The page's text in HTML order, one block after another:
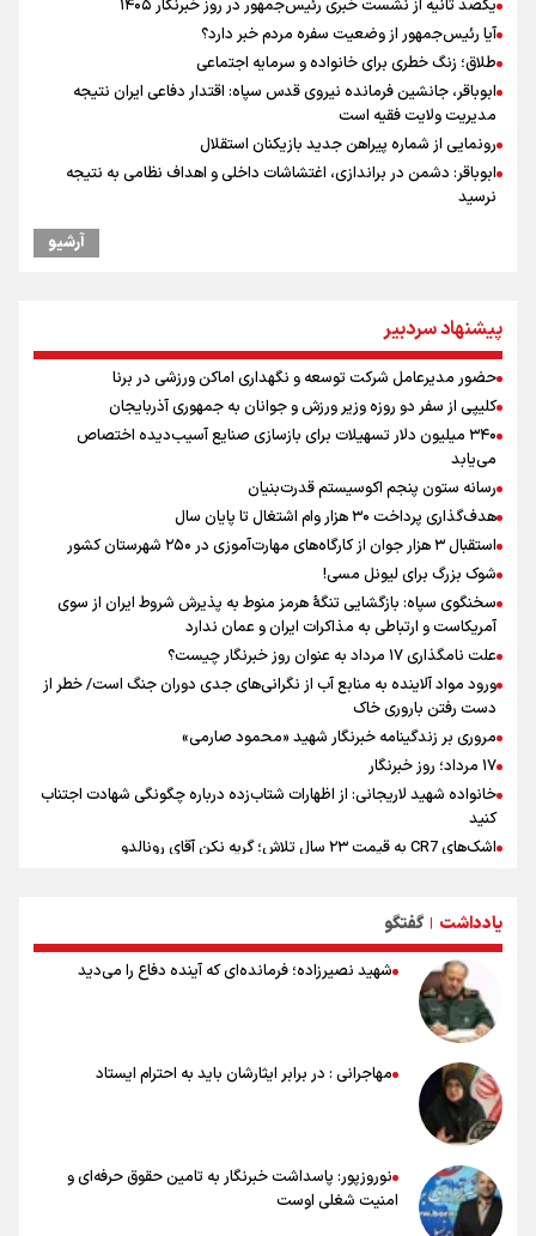
یکصد ثانیه از نشست خبری رئیس‌جمهور در روز خبرنگار ۱۴۰۵
آیا رئیس‌جمهور از وضعیت سفره مردم خبر دارد؟
طلاق؛ زنگ خطری برای خانواده و سرمایه اجتماعی
ابوباقر، جانشین فرمانده نیروی قدس سپاه: اقتدار دفاعی ایران نتیجه
مدیریت ولایت فقیه است
رونمایی از شماره پیراهن جدید بازیکنان استقلال
ابوباقر: دشمن در براندازی، اغتشاشات داخلی و اهداف نظامی به نتیجه
نرسید
رهبر شهید انقلاب: آمریکایی‌ها صدها هزار نفر را با بمب اتم کشتند بدون
علی‌نژاد در مراسم انجمن ورزشی نویسان در روز خبرنگار : رسانه‌های خبری
در سال گذشته تا به امروز اتفاقات بزرگی را رقم زدند
ونس: در حال کار بر روی ایجاد یک سیستم ناوبری امن هستیم
سخنگوی سپاه: بازگشایی تنگۀ هرمز منوط به پذیرش شروط ایران از سوی
آمریکاست و ارتباطی به مذاکرات ایران و عمان ندارد
سیدمناف هاشمی در مراسم انجمن ورزشی نویسان : قدردان زحمات اهالی
رسانه به ویژه ورزشی نویسان هستیم
علت نامگذاری ۱۷ مرداد به عنوان روز خبرنگار چیست؟
آرشیو
پیشنهاد سردبیر
حضور مدیرعامل شرکت توسعه و نگهداری اماکن ورزشی در برنا
کلیپی از سفر دو روزه وزیر ورزش و جوانان به جمهوری آذربایجان
۳۴۰ میلیون دلار تسهیلات برای بازسازی صنایع آسیب‌دیده اختصاص
می‌یابد
رسانه ستون پنجم اکوسیستم قدرت‌بنیان
هدف‌گذاری پرداخت ۳۰ هزار وام اشتغال تا پایان سال
استقبال ۳ هزار جوان از کارگاه‌های مهارت‌آموزی در ۲۵۰ شهرستان کشور
شوک بزرگ برای لیونل مسی!
سخنگوی سپاه: بازگشایی تنگۀ هرمز منوط به پذیرش شروط ایران از سوی
آمریکاست و ارتباطی به مذاکرات ایران و عمان ندارد
علت نامگذاری ۱۷ مرداد به عنوان روز خبرنگار چیست؟
ورود مواد آلاینده به منابع آب از نگرانی‌های جدی دوران جنگ است/ خطر از
دست رفتن باروری خاک
مروری بر زندگینامه خبرنگار شهید «محمود صارمی»
۱۷ مرداد؛ روز خبرنگار
خانواده شهید لاریجانی: از اظهارات شتاب‌زده درباره چگونگی شهادت اجتناب
کنید
اشک‌های CR7 به قیمت ۲۳ سال تلاش؛ گریه نکن آقای رونالدو
تلاش مدام برای زنده نگه داشتن هنر ایرانی
نصرتی: پاسخ بیرانوند سنخیتی با صحبت‌های علی دایی نداشت/
ملی‌پوشان نباید از خودشان تعریف کنند!
خلعتبری: جای دو سه نفر در جام جهانی خالی بود/ تیم ملی نیاز به تغییر
نسل دارد/ دوست دارم آرژانتین قهرمان شود
شاهرخی: اندازه داشته‌هایمان از بازار جام جهانی برداشت کردیم/ دودستی
سرنوشت صعود را به تیم‌های دیگر سپردیم
عالمی: جام جهانی از مرحله حذفی جان گرفت/ درباره شیوه بازی تیم ملی
نقد وجود دارد
یادداشت | گفتگو
شهید نصیرزاده؛ فرمانده‌ای که آینده دفاع را می‌دید
مهاجرانی : در برابر ایثارشان باید به احترام ایستاد
نوروزپور: پاسداشت خبرنگار به تامین حقوق حرفه‌ای و
امنیت شغلی اوست